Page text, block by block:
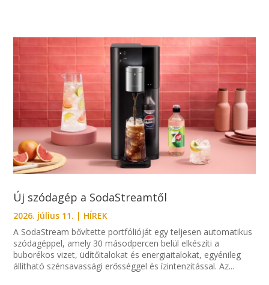
Új szódagép a SodaStreamtől
2026. július 11. | HÍREK
A SodaStream bővítette portfólióját egy teljesen automatikus
szódagéppel, amely 30 másodpercen belül elkészíti a
buborékos vizet, üdítőitalokat és energiaitalokat, egyénileg
állítható szénsavassági erősséggel és ízintenzitással. Az...